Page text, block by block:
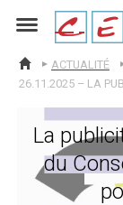
cep
ACCUEIL
ACTUALITÉ
La
du